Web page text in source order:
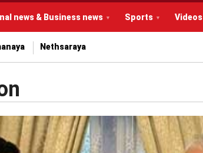
news & Business news Sports Videos
Nethsaraya